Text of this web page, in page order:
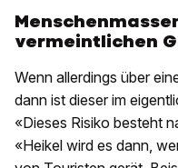
vermeintlichen
Wenn allerdings über
dann ist dieser im
«Dieses Risiko besteht
«Heikel wird es dann,